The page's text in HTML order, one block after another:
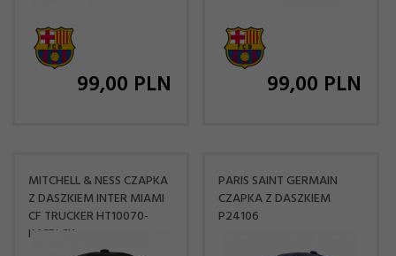
99,00 PLN 99,00 PLN
MITCHELL & NESS CZAPKA
Z DASZKIEM INTER MIAMI
CF TRUCKER HT10070-
IMCBLCK
PARIS SAINT GERMAIN
CZAPKA Z DASZKIEM
P24106